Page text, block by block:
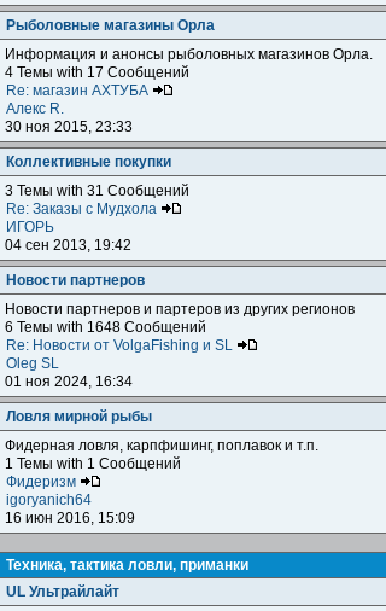
Рыболовные магазины Орла
Информация и анонсы рыболовных магазинов Орла.
4 Темы with 17 Сообщений
Re: магазин АХТУБА
Алекс R.
30 ноя 2015, 23:33
Коллективные покупки
3 Темы with 31 Сообщений
Re: Заказы с Мудхола
ИГОРЬ
04 сен 2013, 19:42
Новости партнеров
Новости партнеров и партеров из других регионов
6 Темы with 1648 Сообщений
Re: Новости от VolgaFishing и SL
Oleg SL
01 ноя 2024, 16:34
Ловля мирной рыбы
Фидерная ловля, карпфишинг, поплавок и т.п.
1 Темы with 1 Сообщений
Фидеризм
igoryanich64
16 июн 2016, 15:09
Техника, тактика ловли, приманки
UL Ультрайлайт